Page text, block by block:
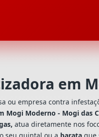
em
ou empresa contra
Mogi Moderno - Mogi das
atua diretamente nos